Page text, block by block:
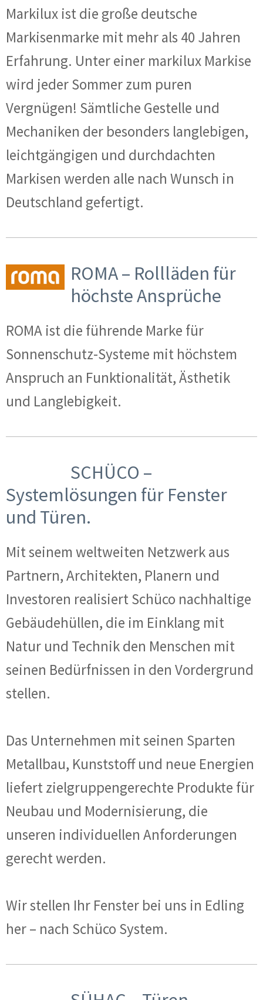
Markilux ist die große deutsche
Markisenmarke mit mehr als 40 Jahren
Erfahrung. Unter einer markilux Markise
wird jeder Sommer zum puren
Vergnügen! Sämtliche Gestelle und
Mechaniken der besonders langlebigen,
leichtgängigen und durchdachten
Markisen werden alle nach Wunsch in
Deutschland gefertigt.
ROMA – Rollläden für
höchste Ansprüche
ROMA ist die führende Marke für
Sonnenschutz-Systeme mit höchstem
Anspruch an Funktionalität, Ästhetik
und Langlebigkeit.
SCHÜCO –
Systemlösungen für Fenster
und Türen.
Mit seinem weltweiten Netzwerk aus
Partnern, Architekten, Planern und
Investoren realisiert Schüco nachhaltige
Gebäudehüllen, die im Einklang mit
Natur und Technik den Menschen mit
seinen Bedürfnissen in den Vordergrund
stellen.
Das Unternehmen mit seinen Sparten
Metallbau, Kunststoff und neue Energien
liefert zielgruppengerechte Produkte für
Neubau und Modernisierung, die
unseren individuellen Anforderungen
gerecht werden.
Wir stellen Ihr Fenster bei uns in Edling
her – nach Schüco System.